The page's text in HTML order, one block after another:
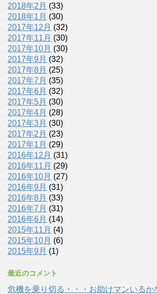
2018年2月 (33)
2018年1月 (30)
2017年12月 (32)
2017年11月 (30)
2017年10月 (30)
2017年9月 (32)
2017年8月 (25)
2017年7月 (35)
2017年6月 (32)
2017年5月 (30)
2017年4月 (28)
2017年3月 (30)
2017年2月 (23)
2017年1月 (29)
2016年12月 (31)
2016年11月 (29)
2016年10月 (27)
2016年9月 (31)
2016年8月 (33)
2016年7月 (31)
2016年6月 (14)
2015年11月 (4)
2015年10月 (6)
2015年9月 (1)
最近のコメント
危機を乗り切る・・・お助けマンいるか